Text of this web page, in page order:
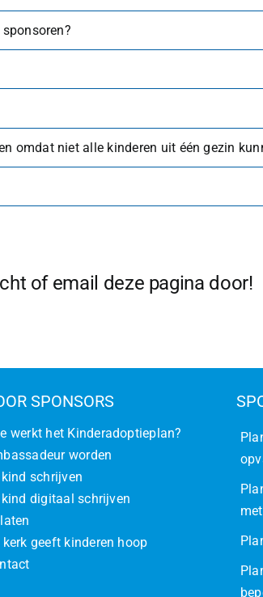
omdat niet alle kinderen uit één gezin
of email deze pagina door!
SPONSORS
werkt het Kinderadoptieplan?
worden
schrijven
digitaal schrijven
kerk geeft kinderen hoop